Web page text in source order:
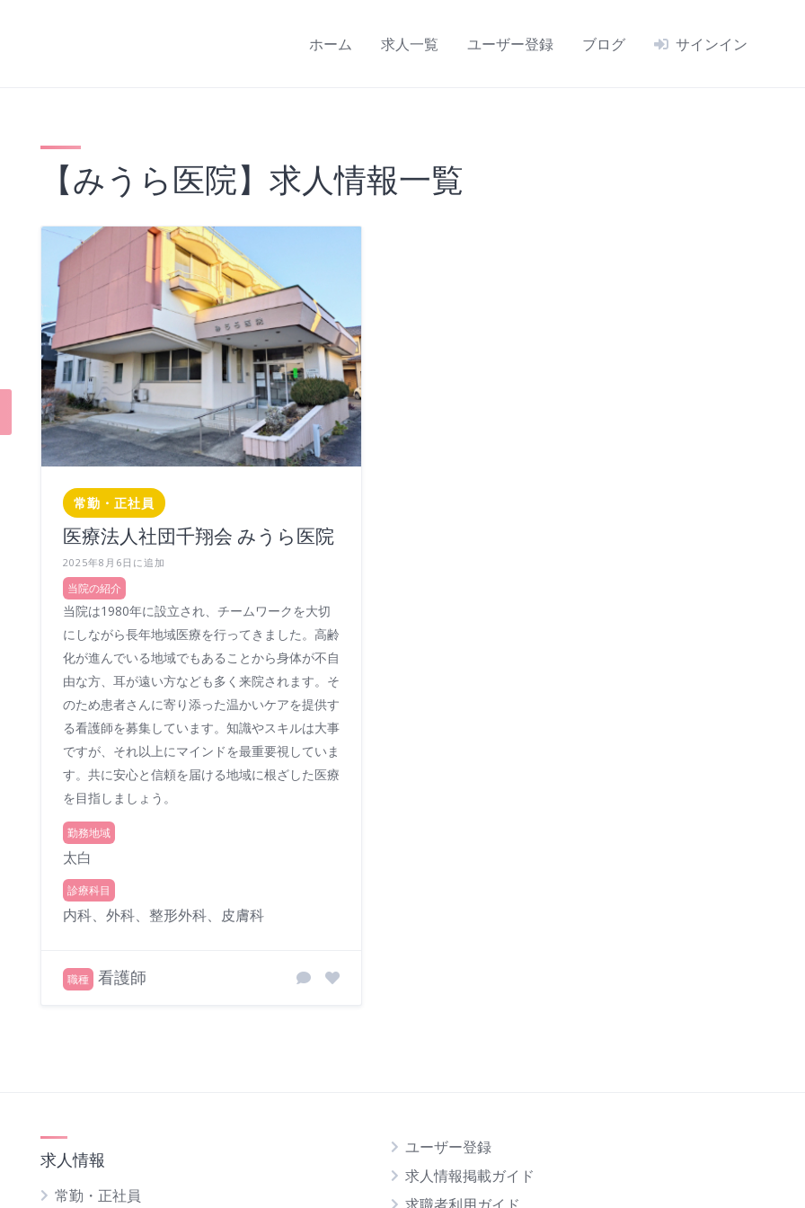
ホーム 求人一覧 ユーザー登録 ブログ サインイン
【みうら医院】求人情報一覧
常勤・正社員
医療法人社団千翔会 みうら医院
2025年8月6日に追加
当院の紹介
当院は1980年に設立され、チームワークを大切
にしながら長年地域医療を行ってきました。高齢
化が進んでいる地域でもあることから身体が不自
由な方、耳が遠い方なども多く来院されます。そ
のため患者さんに寄り添った温かいケアを提供す
る看護師を募集しています。知識やスキルは大事
ですが、それ以上にマインドを最重要視していま
す。共に安心と信頼を届ける地域に根ざした医療
を目指しましょう。
勤務地域
太白
診療科目
内科、外科、整形外科、皮膚科
職種 看護師
求人情報
常勤・正社員
ユーザー登録
求人情報掲載ガイド